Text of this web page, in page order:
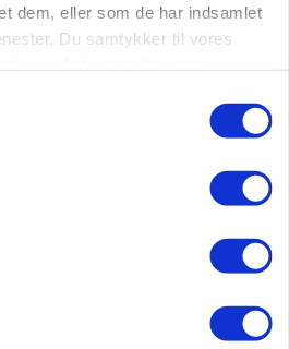
dem, eller som de har indsamlet
Du samtykker til vores
og